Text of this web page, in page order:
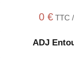
0 €TTC
ADJ